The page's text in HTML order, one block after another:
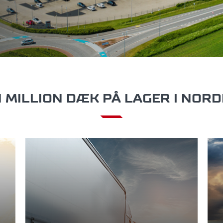
MILLION DÆK PÅ LAGER I